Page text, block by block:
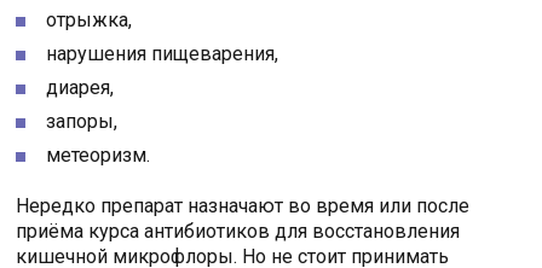
отрыжка,
нарушения пищеварения,
диарея,
запоры,
метеоризм.
Нередко препарат назначают во время или после
приёма курса антибиотиков для восстановления
кишечной микрофлоры. Но не стоит принимать